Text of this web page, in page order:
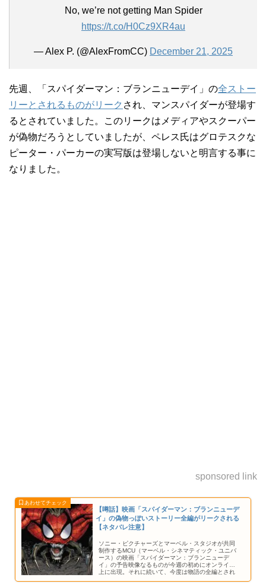
No, we’re not getting Man Spider
https://t.co/H0Cz9XR4au
— Alex P. (@AlexFromCC) December 21, 2025
先週、「スパイダーマン：ブランニューデイ」の全ストー
リーとされるものがリーク され、マンスパイダーが登場す
るとされていました。このリークはメディアやスクーパー
が偽物だろうとしていましたが、ペレス氏はグロテスクな
ピーター・パーカーの実写版は登場しないと明言する事に
なりました。
sponsored link
【噂話】映画「スパイダーマン：ブランニューデ
イ」の偽物っぽいストーリー全編がリークされる
【ネタバレ注意】
ソニー・ピクチャーズとマーベル・スタジオが共同
制作するMCU（マーベル・シネマティック・ユニバ
ース）の映画「スパイダーマン：ブランニューデ
イ」の予告映像なるものが今週の初めにオンライン
上に出現。それに続いて、今度は物語の全編とされ